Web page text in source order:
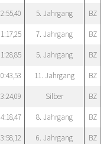
2:55,40 5. Jahrgang BZ
1:17,25 7. Jahrgang BZ
1:28,85 5. Jahrgang BZ
0:43,53 11. Jahrgang BZ
3:24,09 Silber BZ
4:18,47 8. Jahrgang BZ
3:58,12 6. Jahrgang BZ